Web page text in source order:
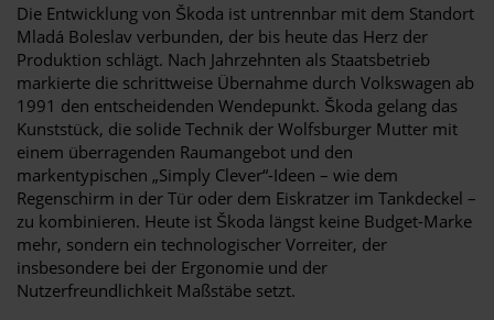
Die Entwicklung von Škoda ist untrennbar mit dem Standort
Mladá Boleslav verbunden, der bis heute das Herz der
Produktion schlägt. Nach Jahrzehnten als Staatsbetrieb
markierte die schrittweise Übernahme durch Volkswagen ab
1991 den entscheidenden Wendepunkt. Škoda gelang das
Kunststück, die solide Technik der Wolfsburger Mutter mit
einem überragenden Raumangebot und den
markentypischen „Simply Clever“-Ideen – wie dem
Regenschirm in der Tür oder dem Eiskratzer im Tankdeckel –
zu kombinieren. Heute ist Škoda längst keine Budget-Marke
mehr, sondern ein technologischer Vorreiter, der
insbesondere bei der Ergonomie und der
Nutzerfreundlichkeit Maßstäbe setzt.